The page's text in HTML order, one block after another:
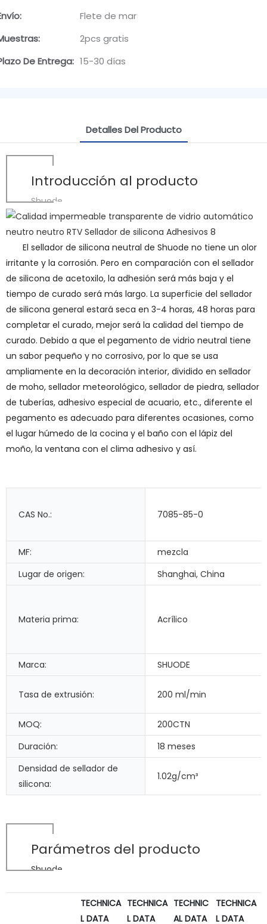
Flete de mar
2pcs gratis
De Entrega: 15-30 días
Detalles Del Producto
Introducción al producto
Shuode
El sellador de silicona neutral de Shuode no tiene un olor
irritante y la corrosión. Pero en comparación con el sellador
de silicona de acetoxilo, la adhesión será más baja y el
tiempo de curado será más largo. La superficie del sellador
de silicona general estará seca en 3-4 horas, 48 horas para
completar el curado, mejor será la calidad del tiempo de
curado. Debido a que el pegamento de vidrio neutral tiene
un sabor pequeño y no corrosivo, por lo que se usa
ampliamente en la decoración interior, dividido en sellador
de moho, sellador meteorológico, sellador de piedra, sellador
de tuberías, adhesivo especial de acuario, etc., diferente el
pegamento es adecuado para diferentes ocasiones, como
el lugar húmedo de la cocina y el baño con el lápiz del
moño, la ventana con el clima adhesivo y así.
CAS No.: 7085-85-0
MF:
mezcla
Lugar de origen:
Shanghai, China
Materia prima: Acrílico
Marca: SHUODE
Tasa de extrusión: 200 ml/min
MOQ:
200CTN
Duración:
18 meses
Densidad de sellador de
silicona:
1.02g/cm³
Parámetros del producto
Shuode
TECHNICA
L DATA
TECHNICA
L DATA
TECHNIC
AL DATA
TECHNICA
L DATA